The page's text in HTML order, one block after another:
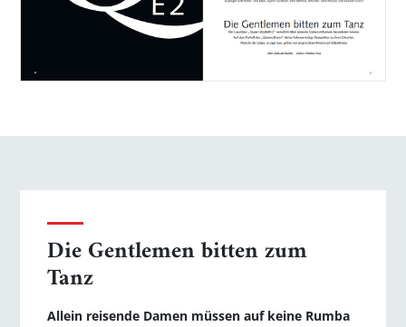
Die Gentlemen bitten zum
Tanz
Allein reisende Damen müssen auf keine Rumba